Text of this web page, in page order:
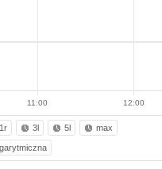
11:00 12:00
1r 3l 5l max